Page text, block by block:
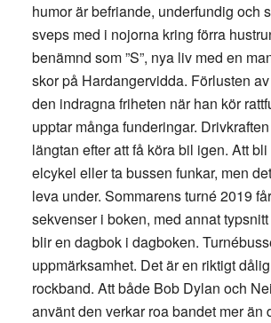
humor är befriande, underfundig och
sveps med i nojorna kring förra
benämnd som ”S”, nya liv med en
skor på Hardangervidda. Förlusten
den indragna friheten när han kör
upptar många funderingar.
längtan efter att få köra bil igen. Att
elcykel eller ta bussen funkar, men
leva under. Sommarens turné 2019
sekvenser i boken, med annat
blir en dagbok i dagboken.
uppmärksamhet. Det är en riktigt
rockband. Att både Bob Dylan och
använt den verkar roa bandet mer än